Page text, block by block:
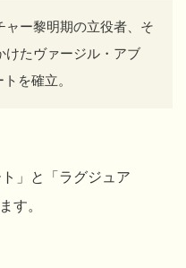
ー黎明期の立役者、そ
けたヴァージル・アブ
を確立。
」と「ラグジュア
す。